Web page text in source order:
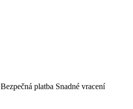
Bezpečná platba Snadné vracení